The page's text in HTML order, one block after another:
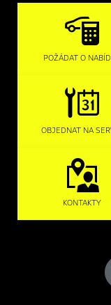
POŽÁDAT O
OBJEDNAT NA
KONTAKTY